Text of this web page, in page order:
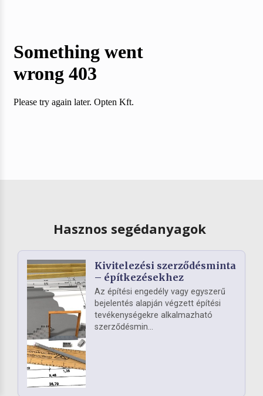
Hasznos segédanyagok
Kivitelezési szerződésminta
– építkezésekhez
Az építési engedély vagy egyszerű
bejelentés alapján végzett építési
tevékenységekre alkalmazható
szerződésmin...